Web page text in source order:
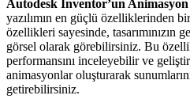
Autodesk Inventor’un
yazılımın en güçlü özelliklerinden
özellikleri sayesinde, tasarımınızın
görsel olarak görebilirsiniz. Bu
performansını inceleyebilir ve
animasyonlar oluşturarak
getirebilirsiniz.